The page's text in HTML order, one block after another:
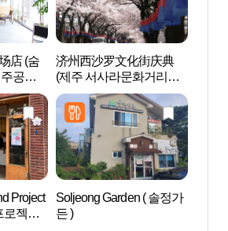
店 (숨
공항
济州西沙罗文化街庆典
(제주 서사라문화거리축
제)
Project
로젝트
Soljeong Garden ( 솔정가
든 )